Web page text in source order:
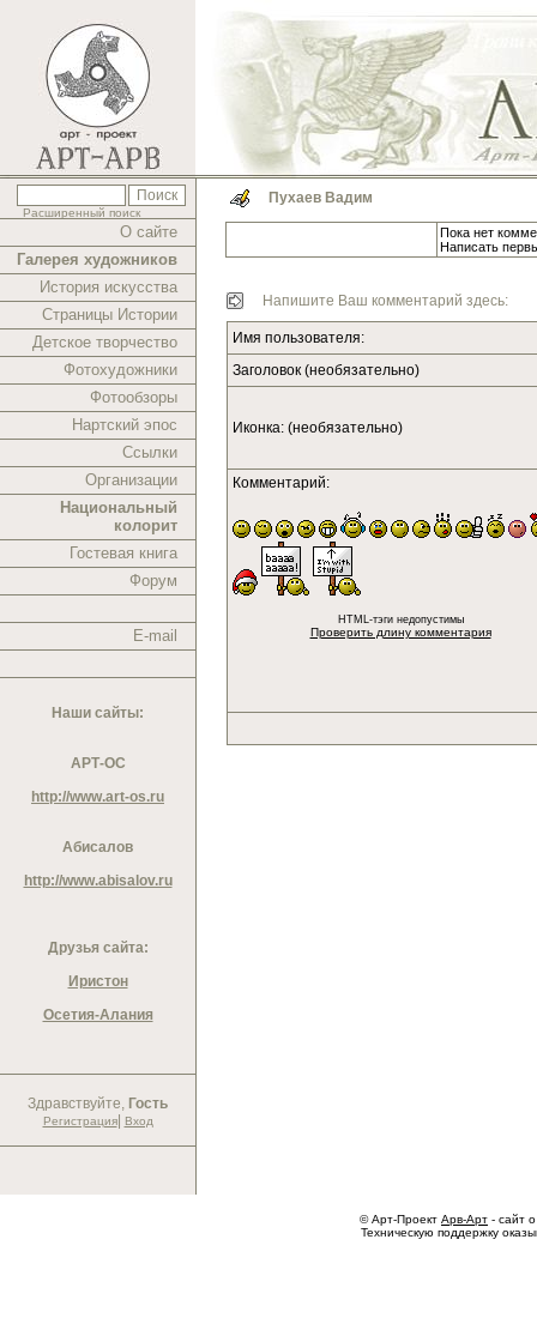
Расширенный поиск
О сайте
Галерея художников
История искусства
Страницы Истории
Детское творчество
Фотохудожники
Фотообзоры
Нартский эпос
Ссылки
Организации
Национальный
колорит
Гостевая книга
Форум
E-mail
Наши сайты:
АРТ-ОС
http://www.art-os.ru
Абисалов
http://www.abisalov.ru
Друзья сайта:
Иристон
Осетия-Алания
Здравствуйте, Гость
Регистрация| Вход
Пухаев Вадим
Пока нет
Написать
Напишите Ваш комментарий здесь:
Имя пользователя:
Заголовок (необязательно)
Иконка: (необязательно)
Комментарий:
HTML-тэги недопустимы
Проверить длину комментария
© Арт-Проект Арв-Арт - сайт
Техническую поддержку